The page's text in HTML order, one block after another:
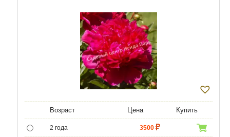
Возраст Цена Купить
2 года 3500